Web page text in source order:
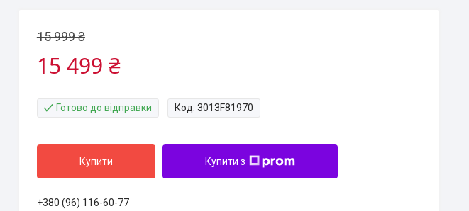
15 999 ₴
15 499 ₴
Готово до відправки Код: 3013F81970
Купити Купити з
+380 (96) 116-60-77